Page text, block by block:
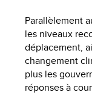
Parallèlement
les niveaux
déplacement,
changement
plus les
réponses à